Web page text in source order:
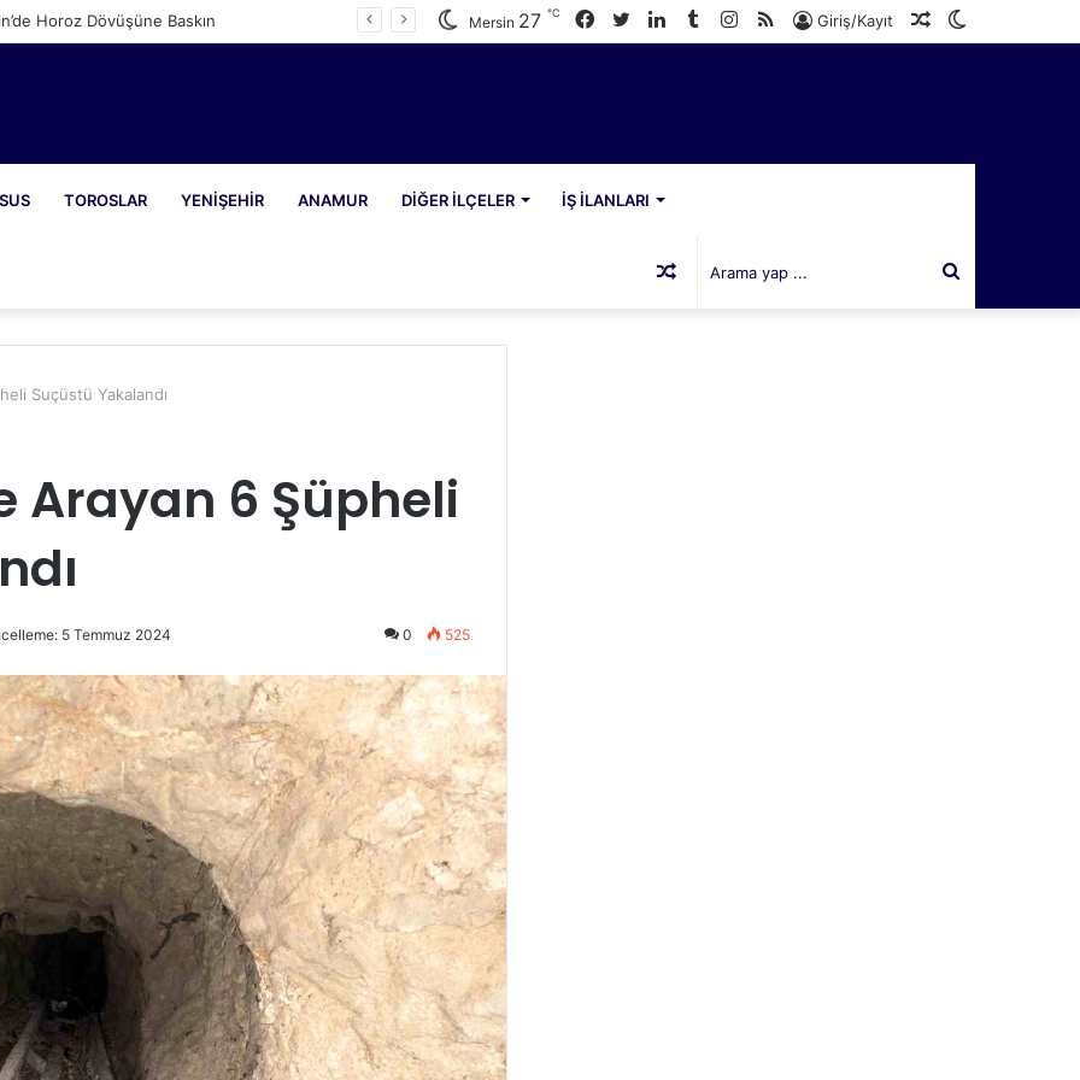
Horoz Dövüşüne Baskın
Rastgele
Giriş/Kayıt
RSS
Instagram
Tumblr
LinkedIn
Twitter
Facebook
Mersin 27 ℃
TOROSLAR YENIŞEHIR ANAMUR DIĞER İLÇELER İŞ İLANLARI
Arama
Rastgele
Suçüstü Yakalandı
Arayan 6 Şüpheli
5 Temmuz 2024 0 525